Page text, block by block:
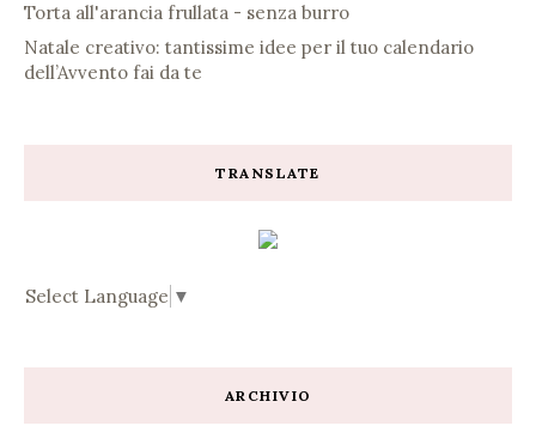
Torta all'arancia frullata - senza burro
Natale creativo: tantissime idee per il tuo calendario
dell’Avvento fai da te
TRANSLATE
Select Language ▼
ARCHIVIO